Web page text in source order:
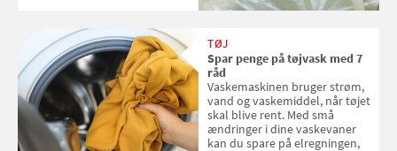
TØJ
Spar penge på tøjvask med 7
råd
Vaskemaskinen bruger strøm,
vand og vaskemiddel, når tøjet
skal blive rent. Med små
ændringer i dine vaskevaner
kan du spare på elregningen,